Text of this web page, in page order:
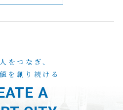
をつなぎ、
を創り続ける
A